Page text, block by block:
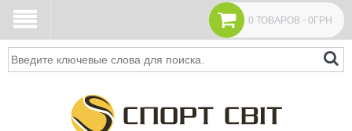
0 ТОВАРОВ - 0ГРН
Поиск